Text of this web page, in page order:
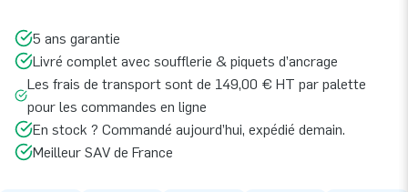
5 ans garantie
Livré complet avec soufflerie & piquets d’ancrage
Les frais de transport sont de 149,00 € HT par palette
pour les commandes en ligne
En stock ? Commandé aujourd’hui, expédié demain.
Meilleur SAV de France